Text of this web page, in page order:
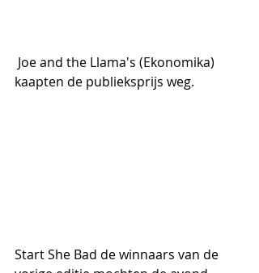
kaapten de publieksprijs weg.
Start She Bad de winnaars van de